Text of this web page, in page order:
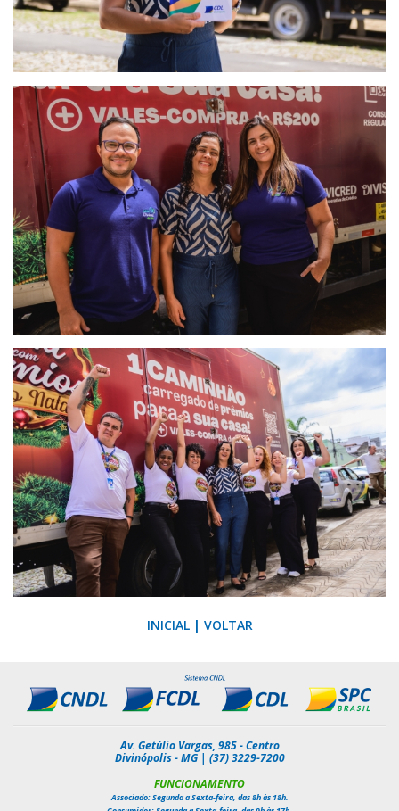
INICIAL| VOLTAR
Av. Getúlio Vargas, 985 - Centro
Divinópolis - MG | (37) 3229-7200
FUNCIONAMENTO
Associado: Segunda a Sexta-feira, das 8h às 18h.